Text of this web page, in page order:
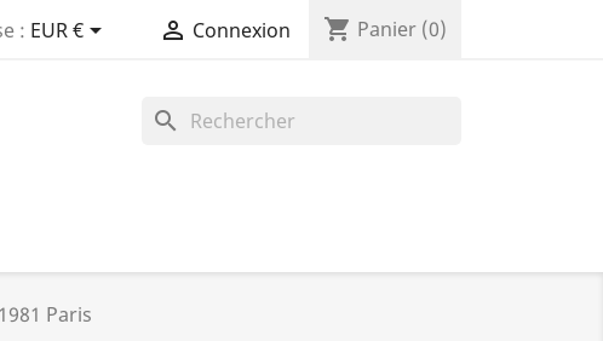
: EUR €  Connexion shopping_cart Panier (0)
search
Paris